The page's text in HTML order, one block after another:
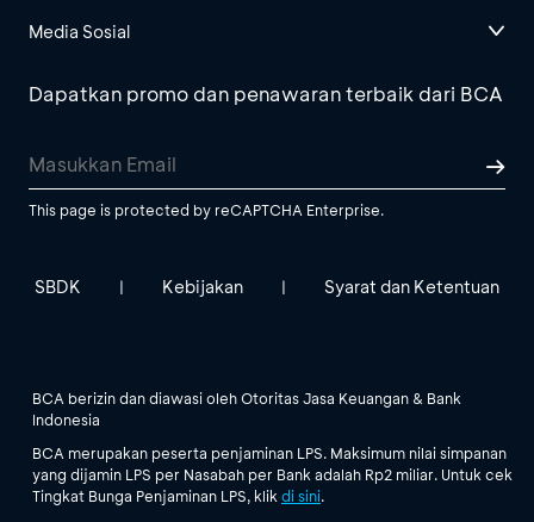
Media Sosial
Dapatkan promo dan penawaran terbaik dari BCA
This page is protected by reCAPTCHA Enterprise.
SBDK | Kebijakan | Syarat dan Ketentuan
BCA berizin dan diawasi oleh Otoritas Jasa Keuangan & Bank
Indonesia
BCA merupakan peserta penjaminan LPS. Maksimum nilai simpanan
yang dijamin LPS per Nasabah per Bank adalah Rp2 miliar. Untuk cek
Tingkat Bunga Penjaminan LPS, klik di sini.